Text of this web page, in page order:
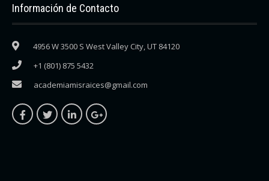
Información de Contacto
4956 W 3500 S West Valley City, UT 84120
+1 (801) 875 5432
academiamisraices@gmail.com